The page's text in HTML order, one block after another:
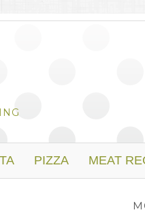
PIZZA MEAT